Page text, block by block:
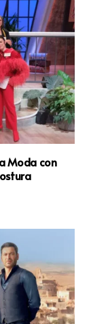
Moda con